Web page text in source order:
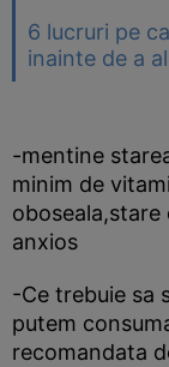
6 lucruri pe
inainte de a
-mentine
minim de
anxios
-Ce trebuie sa
putem
recomandata